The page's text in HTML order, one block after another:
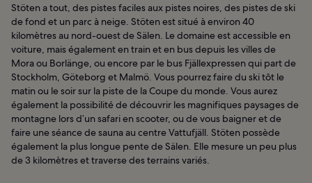
Stöten a tout, des pistes faciles aux pistes noires, des pistes de ski
de fond et un parc à neige. Stöten est situé à environ 40
kilomètres au nord-ouest de Sälen. Le domaine est accessible en
voiture, mais également en train et en bus depuis les villes de
Mora ou Borlänge, ou encore par le bus Fjällexpressen qui part de
Stockholm, Göteborg et Malmö. Vous pourrez faire du ski tôt le
matin ou le soir sur la piste de la Coupe du monde. Vous aurez
également la possibilité de découvrir les magnifiques paysages de
montagne lors d’un safari en scooter, ou de vous baigner et de
faire une séance de sauna au centre Vattufjäll. Stöten possède
également la plus longue pente de Sälen. Elle mesure un peu plus
de 3 kilomètres et traverse des terrains variés.